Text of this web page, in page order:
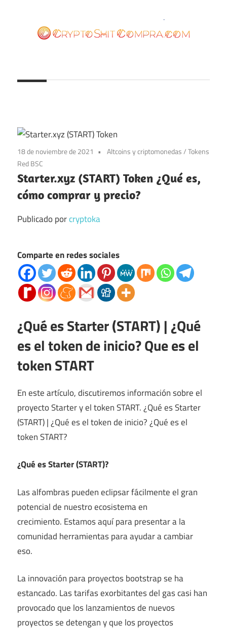
contenido
18 de noviembre de 2021 Altcoins y criptomonedas/Tokens
Red BSC
Starter.xyz (START) Token ¿Qué es,
cómo comprar y precio?
Publicado porcryptoka
Comparte en redes sociales
¿Qué es Starter (START) | ¿Qué
es el token de inicio? Que es el
token START
En este artículo, discutiremos información sobre el
proyecto Starter y el token START. ¿Qué es Starter
(START) | ¿Qué es el token de inicio? ¿Qué es el
token START?
¿Qué es Starter (START)?
Las alfombras pueden eclipsar fácilmente el gran
potencial de nuestro ecosistema en
crecimiento. Estamos aquí para presentar a la
comunidad herramientas para ayudar a cambiar
eso.
La innovación para proyectos bootstrap se ha
estancado. Las tarifas exorbitantes del gas casi han
provocado que los lanzamientos de nuevos
proyectos se detengan y que los proyectos